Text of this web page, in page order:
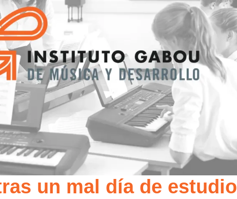
un mal día de estudio